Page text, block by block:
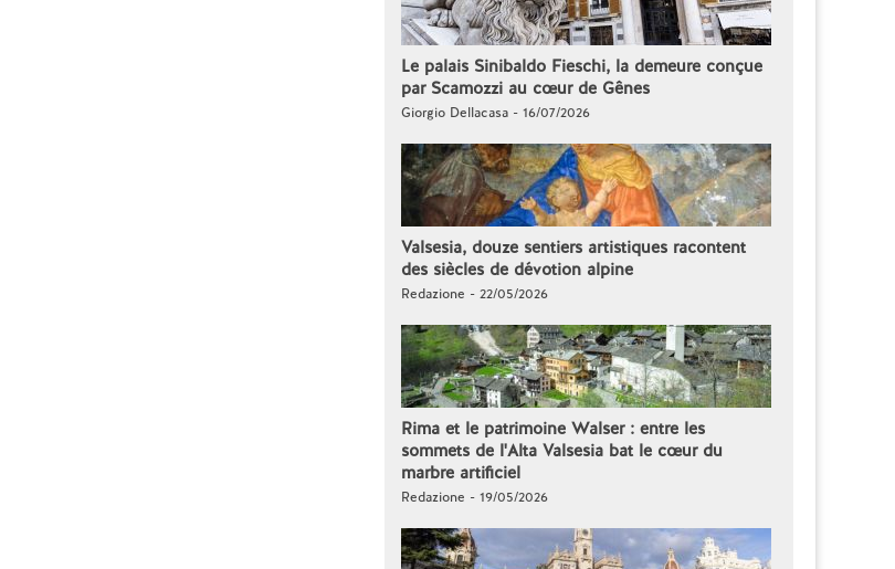
Le palais Sinibaldo Fieschi, la demeure conçue
par Scamozzi au cœur de Gênes
Giorgio Dellacasa - 16/07/2026
Valsesia, douze sentiers artistiques racontent
des siècles de dévotion alpine
Redazione - 22/05/2026
Rima et le patrimoine Walser : entre les
sommets de l'Alta Valsesia bat le cœur du
marbre artificiel
Redazione - 19/05/2026